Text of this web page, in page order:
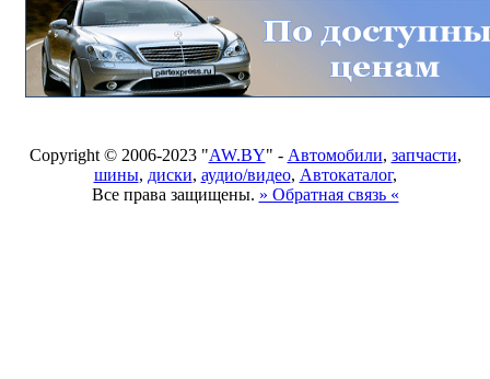
Copyright © 2006-2023 "AW.BY" - Автомобили, запчасти,
шины, диски, аудио/видео, Автокаталог,
Все права защищены. » Обратная связь «